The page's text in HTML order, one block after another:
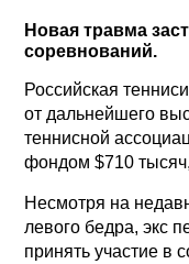
Новая травма
соревнований.
Российская
от дальнейшего
теннисной
фондом $710
Несмотря на
левого бедра, экс
принять участие в